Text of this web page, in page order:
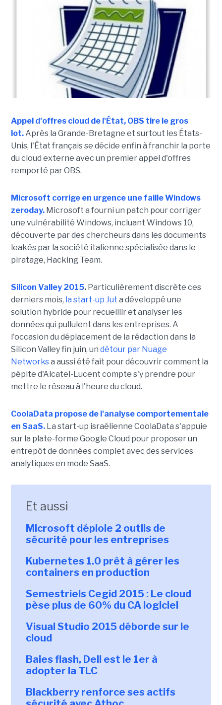
Appel d'offres cloud de l'État, OBS tire le gros
lot.Après la Grande-Bretagne et surtout les États-
Unis, l'État français se décide enfin à franchir la porte
du cloud externe avec un premier appel d'offres
remporté par OBS.
Microsoft corrige en urgence une faille Windows
zeroday.Microsoft a fourni un patch pour corriger
une vulnérabilité Windows, incluant Windows 10,
découverte par des chercheurs dans les documents
leakés par la société italienne spécialisée dans le
piratage, Hacking Team.
Silicon Valley 2015.Particulièrement discrète ces
derniers mois, la start-up Jut a développé une
solution hybride pour recueillir et analyser les
données qui pullulent dans les entreprises. A
l'occasion du déplacement de la rédaction dans la
Silicon Valley fin juin, un détour par Nuage
Networksa aussi été fait pour découvrir comment la
pépite d'Alcatel-Lucent compte s'y prendre pour
mettre le réseau à l'heure du cloud.
CoolaData propose de l'analyse comportementale
en SaaS.La start-up israélienne CoolaData s'appuie
sur la plate-forme Google Cloud pour proposer un
entrepôt de données complet avec des services
analytiques en mode SaaS.
Et aussi
Microsoft déploie 2 outils de
sécurité pour les entreprises
Kubernetes 1.0 prêt à gérer les
containers en production
Semestriels Cegid 2015 : Le cloud
pèse plus de 60% du CA logiciel
Visual Studio 2015 déborde sur le
cloud
Baies flash, Dell est le 1er à
adopter la TLC
Blackberry renforce ses actifs